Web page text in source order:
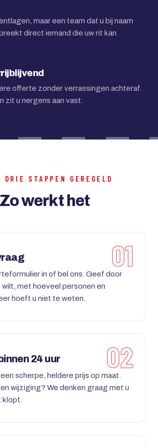
maar een team dat u bij naam
direct iemand die uw rit kan
offerte zonder verrassingen achteraf.
zit u nergens aan vast.
DRIE STAPPEN GEREGELD
Zo werkt het
in of bel ons. Geef door
wilt, met hoeveel personen en
hoeft u niet te weten.
24 uur
scherpe, heldere prijs op maat.
wijziging? We denken graag met u